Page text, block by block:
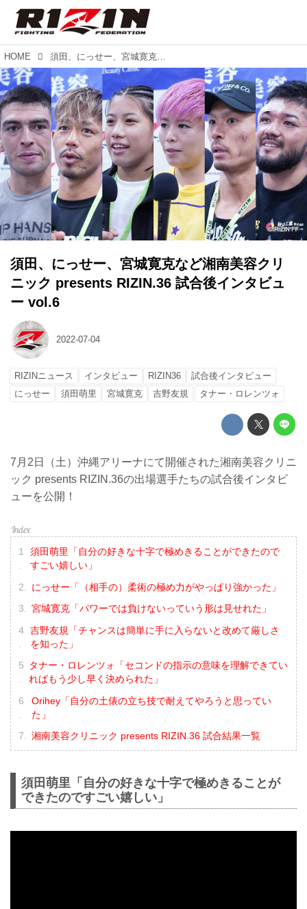
HOME 須田、にっせー、宮城寛克など湘南美容クリニック presents RIZIN.36 試合後インタビュー vol.6
須田、にっせー、宮城寛克など湘南美容クリ
ニック presents RIZIN.36 試合後インタビュ
ー vol.6
2022-07-04
RIZINニュース インタビュー RIZIN36
試合後インタビュー
にっせー
須田萌里 宮城寛克 吉野友規 タナー・ロレンツォ
7月2日（土）沖縄アリーナにて開催された湘南美容クリニ
ック presents RIZIN.36の出場選手たちの試合後インタビ
ューを公開！
須田萌里「自分の好きな十字で極めきることができたので
すごい嬉しい」
にっせー「（相手の）柔術の極め力がやっぱり強かった」
宮城寛克「パワーでは負けないっていう形は見せれた」
吉野友規「チャンスは簡単に手に入らないと改めて厳しさ
を知った」
タナー・ロレンツォ「セコンドの指示の意味を理解できてい
ればもう少し早く決められた」
Orihey「自分の土俵の立ち技で耐えてやろうと思ってい
た」
湘南美容クリニック presents RIZIN.36 試合結果一覧
須田萌里「自分の好きな十字で極めきることが
できたのですごい嬉しい」